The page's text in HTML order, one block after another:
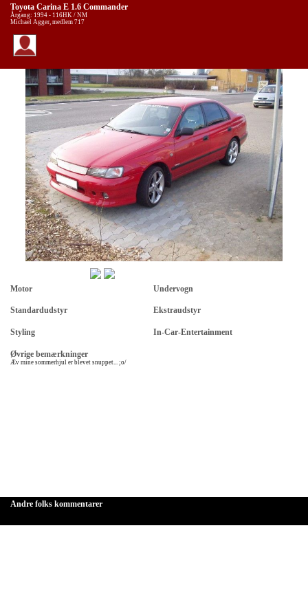
Toyota Carina E 1.6 Commander
Årgang: 1994 - 116HK / NM
Michael Agger, medlem 717
Motor Undervogn
Standardudstyr Ekstraudstyr
Styling In-Car-Entertainment
Øvrige bemærkninger
Æv mine sommerhjul er blevet snuppet... ;o/
Andre folks kommentarer